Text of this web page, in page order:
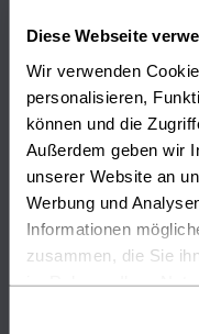
Diese Webseite
Wir verwenden
personalisieren,
können und die
Außerdem geben wir
unserer Website an
Werbung und
Informationen
zusammen, die Sie
im Rahmen Ihrer
CILO
Go to News